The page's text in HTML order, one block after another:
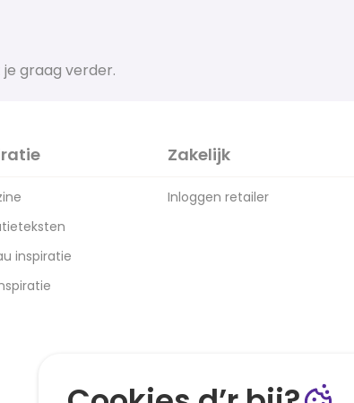
graag verder.
inspiratie
Zakelijk
Inloggen retailer